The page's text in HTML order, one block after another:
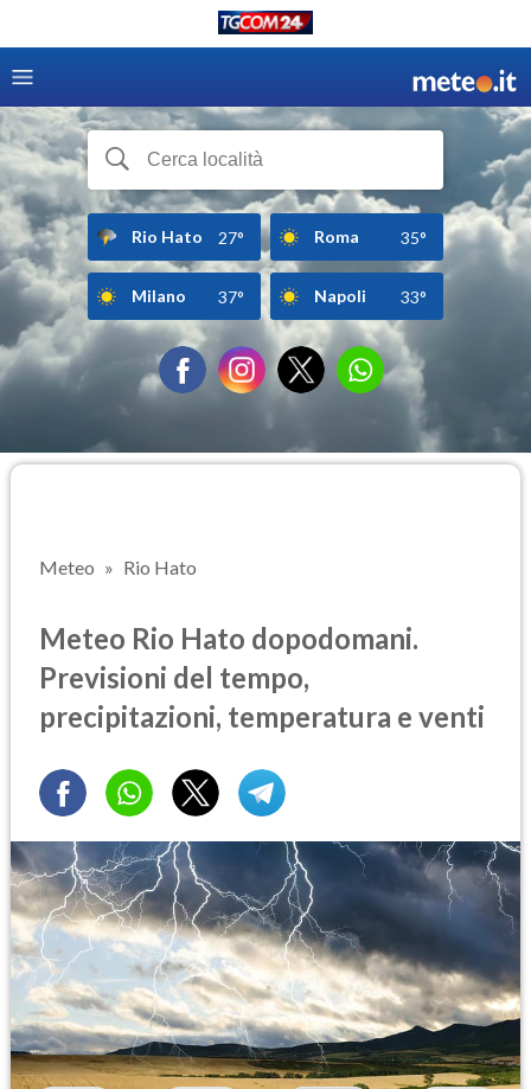
Rio Hato 27° Roma 35°
Milano 37° Napoli 33°
Meteo Rio Hato
Meteo Rio Hato dopodomani.
Previsioni del tempo,
precipitazioni, temperatura e venti